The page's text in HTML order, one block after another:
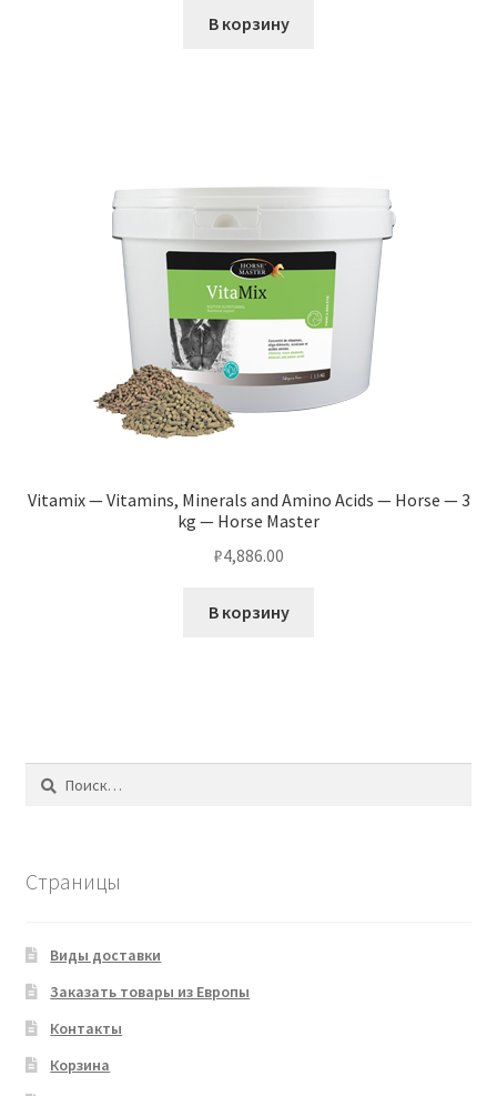
В корзину
Vitamix — Vitamins, Minerals and Amino Acids — Horse — 3
kg — Horse Master
₽4,886.00
В корзину
Найти:
Страницы
Виды доставки
Заказать товары из Европы
Контакты
Корзина